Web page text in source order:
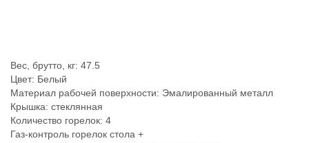
Вес, брутто, кг: 47.5
Цвет: Белый
Материал рабочей поверхности: Эмалированный металл
Крышка: стеклянная
Количество горелок: 4
Газ-контроль горелок стола +